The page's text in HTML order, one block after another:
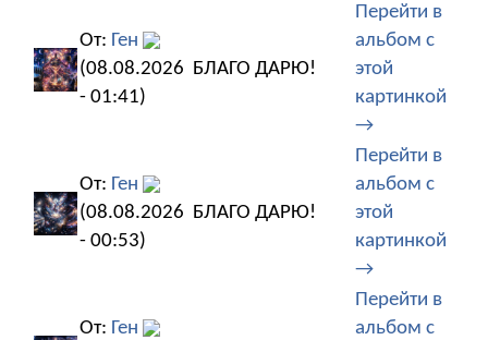
От: Ген
(08.08.2026
- 01:41)
БЛАГО ДАРЮ!
Перейти в
альбом с
этой
картинкой
→
От: Ген
(08.08.2026
- 00:53)
БЛАГО ДАРЮ!
Перейти в
альбом с
этой
картинкой
→
От: Ген
Перейти в
альбом с